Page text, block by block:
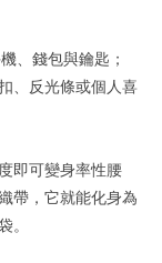
、錢包與鑰匙；
、反光條或個人喜
即可變身率性腰
帶，它就能化身為
。